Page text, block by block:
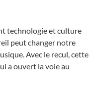
technologie et culture
peut changer notre
Avec le recul, cette
a ouvert la voie au